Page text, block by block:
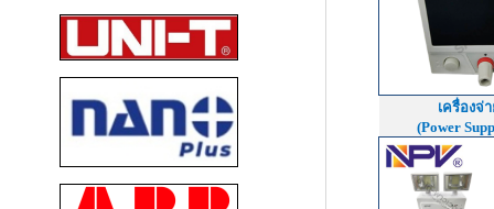
เครื่องจ่
(Power